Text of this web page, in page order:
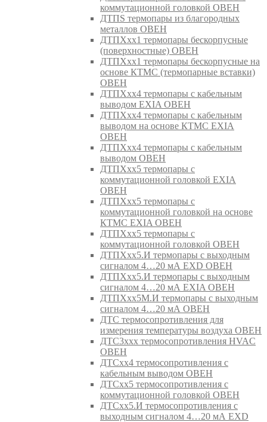
коммутационной головкой ОВЕН
ДТПS термопары из благородных
металлов ОВЕН
ДТПХхх1 термопары бескорпусные
(поверхностные) ОВЕН
ДТПХхх1 термопары бескорпусные на
основе КТМС (термопарные вставки)
ОВЕН
ДТПХхх4 термопары с кабельным
выводом EXIA ОВЕН
ДТПХхх4 термопары с кабельным
выводом на основе КТМС EXIA
ОВЕН
ДТПХхх4 термопары с кабельным
выводом ОВЕН
ДТПХхх5 термопары с
коммутационной головкой EXIA
ОВЕН
ДТПХхх5 термопары с
коммутационной головкой на основе
КТМС EXIA ОВЕН
ДТПХхх5 термопары с
коммутационной головкой ОВЕН
ДТПХхх5.И термопары с выходным
сигналом 4…20 мА EXD ОВЕН
ДТПХхх5.И термопары с выходным
сигналом 4…20 мА EXIA ОВЕН
ДТПХхх5М.И термопары с выходным
сигналом 4…20 мА ОВЕН
ДТС термосопротивления для
измерения температуры воздуха ОВЕН
ДТС3ххх термосопротивления HVAC
ОВЕН
ДТСхх4 термосопротивления с
кабельным выводом ОВЕН
ДТСхх5 термосопротивления с
коммутационной головкой ОВЕН
ДТСхх5.И термосопротивления с
выходным сигналом 4…20 мА EXD